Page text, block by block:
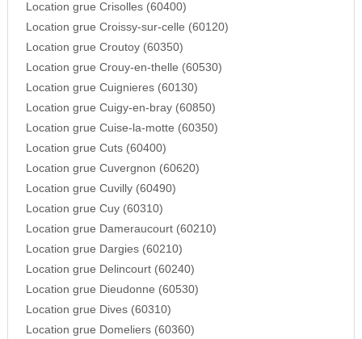
Location grue Crisolles (60400)
Location grue Croissy-sur-celle (60120)
Location grue Croutoy (60350)
Location grue Crouy-en-thelle (60530)
Location grue Cuignieres (60130)
Location grue Cuigy-en-bray (60850)
Location grue Cuise-la-motte (60350)
Location grue Cuts (60400)
Location grue Cuvergnon (60620)
Location grue Cuvilly (60490)
Location grue Cuy (60310)
Location grue Dameraucourt (60210)
Location grue Dargies (60210)
Location grue Delincourt (60240)
Location grue Dieudonne (60530)
Location grue Dives (60310)
Location grue Domeliers (60360)